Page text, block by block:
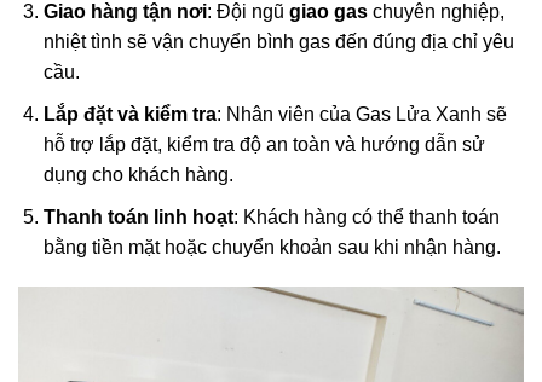
Giao hàng tận nơi: Đội ngũ giao gaschuyên nghiệp,
nhiệt tình sẽ vận chuyển bình gas đến đúng địa chỉ yêu
cầu.
Lắp đặt và kiểm tra: Nhân viên của Gas Lửa Xanh sẽ
hỗ trợ lắp đặt, kiểm tra độ an toàn và hướng dẫn sử
dụng cho khách hàng.
Thanh toán linh hoạt: Khách hàng có thể thanh toán
bằng tiền mặt hoặc chuyển khoản sau khi nhận hàng.